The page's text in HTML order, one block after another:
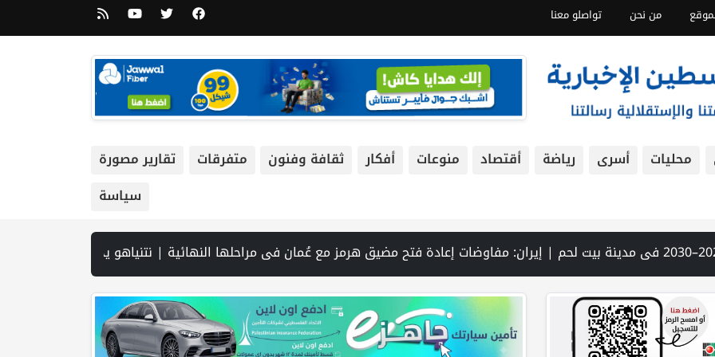
من نحن تواصلو معنا
محليات أسرى رياضة أقتصاد منوعات أفكار ثقافة وفنون متفرقات
تقارير مصورة
سياسة